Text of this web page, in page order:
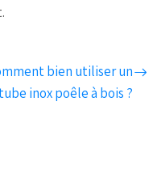
bien utiliser un
tube inox poêle à bois ?